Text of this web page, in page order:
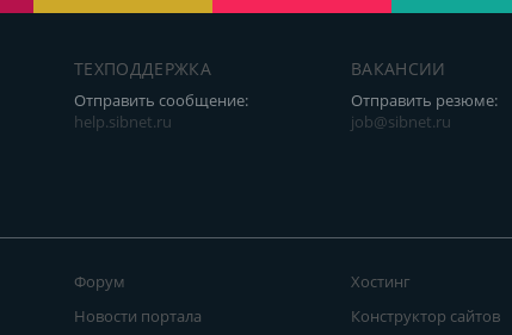
ТЕХПОДДЕРЖКА
Отправить сообщение:
help.sibnet.ru
ВАКАНСИИ
Отправить резюме:
job@sibnet.ru
Форум
Новости портала
Хостинг
Конструктор сайтов